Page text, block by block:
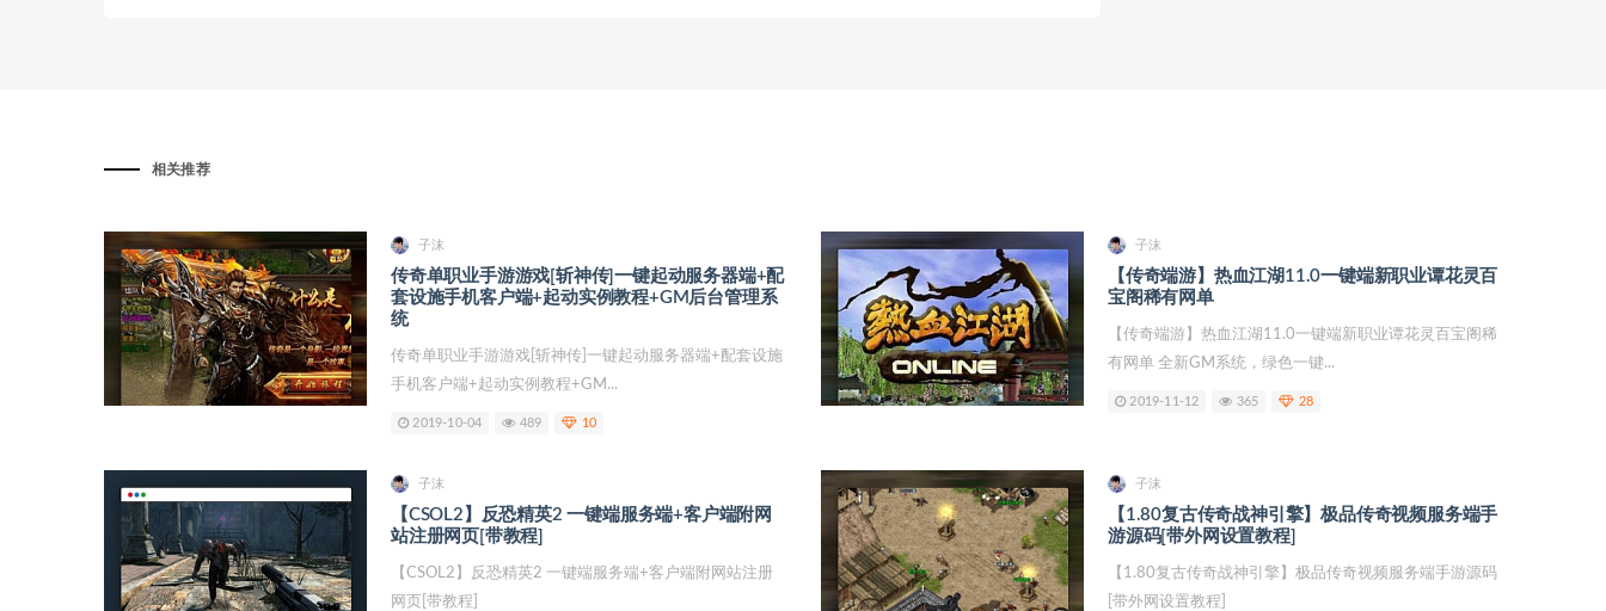
相关推荐
子沫
传奇单职业手游游戏[斩神传]一键起动服务器端+配
套设施手机客户端+起动实例教程+GM后台管理系
统
传奇单职业手游游戏[斩神传]一键起动服务器端+配套设施
手机客户端+起动实例教程+GM...
2019-10-04 489 10
子沫
【传奇端游】热血江湖11.0一键端新职业谭花灵百
宝阁稀有网单
【传奇端游】热血江湖11.0一键端新职业谭花灵百宝阁稀
有网单 全新GM系统，绿色一键...
2019-11-12 365 28
子沫
【CSOL2】反恐精英2 一键端服务端+客户端附网
站注册网页[带教程]
【CSOL2】反恐精英2 一键端服务端+客户端附网站注册
网页[带教程]
子沫
【1.80复古传奇战神引擎】极品传奇视频服务端手
游源码[带外网设置教程]
【1.80复古传奇战神引擎】极品传奇视频服务端手游源码
[带外网设置教程]